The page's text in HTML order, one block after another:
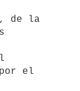
de la
por el